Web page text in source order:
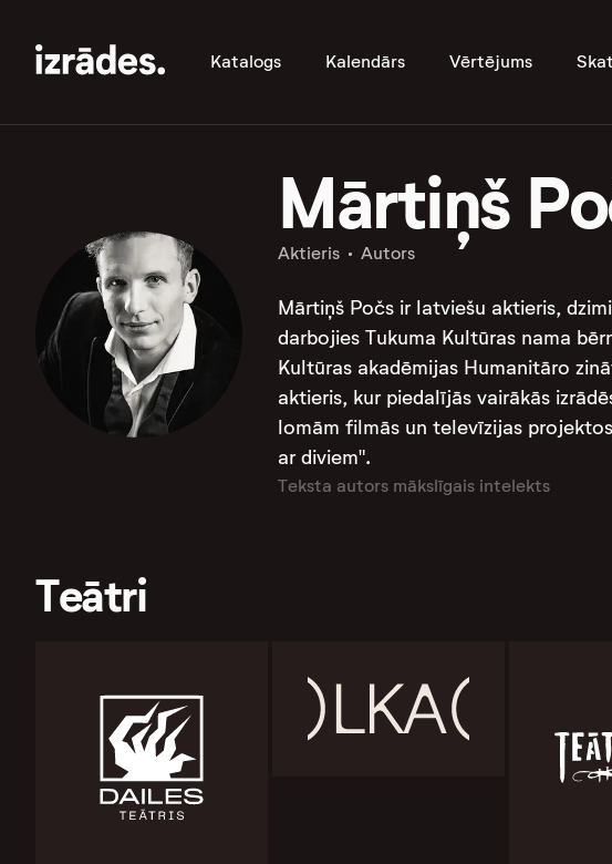
Katalogs Kalendārs Vērtējums
Mārtiņš
Aktieris Autors
Mārtiņš Počs ir latviešu aktieris,
darbojies Tukuma Kultūras nama
Kultūras akadēmijas Humanitāro
aktieris, kur piedalījās vairākās
lomām filmās un televīzijas
ar diviem".
Teksta autors mākslīgais intelekts
Teātri